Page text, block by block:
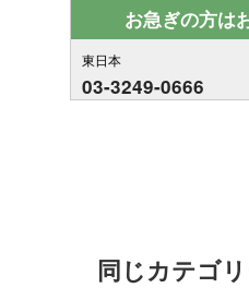
お急ぎの方は
東日本
03-3249-0666
同じカテゴ